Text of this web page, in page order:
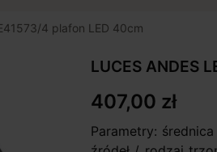
4 plafon LED 40cm
LUCES ANDES
407,00 zł
Parametry: